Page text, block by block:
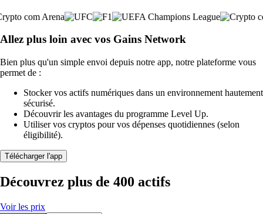
Allez plus loin avec vos Gains Network
Bien plus qu'un simple envoi depuis notre app, notre plateforme vous
permet de :
Stocker vos actifs numériques dans un environnement hautement
sécurisé.
Découvrir les avantages du programme Level Up.
Utiliser vos cryptos pour vos dépenses quotidiennes (selon
éligibilité).
Télécharger l'app
Découvrez plus de 400 actifs
Voir les prix